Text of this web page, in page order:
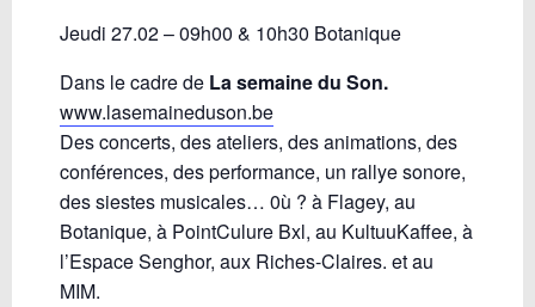
Jeudi 27.02 – 09h00 & 10h30 Botanique
Dans le cadre de La semaine du Son.
www.lasemaineduson.be
Des concerts, des ateliers, des animations, des
conférences, des performance, un rallye sonore,
des siestes musicales… 0ù ? à Flagey, au
Botanique, à PointCulure Bxl, au KultuuKaffee, à
l’Espace Senghor, aux Riches-Claires. et au
MIM.